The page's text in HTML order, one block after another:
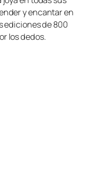
y encantar en
ediciones de 800
los dedos.